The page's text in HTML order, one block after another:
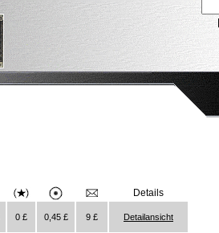
Details
0 £ 0,45 £ 9 £ Detailansicht